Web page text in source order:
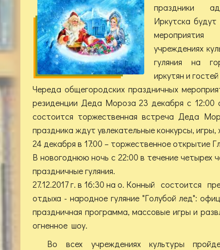
праздники
Иркутска
учреждениях
гуляния на
иркутян и
Череда общегородских праздничных
резиденции Деда Мороза 23 декабря с 12:00
состоится торжественная встреча Деда
праздника ждут увлекательные конкурсы,
24 декабря в 17:00 – торжественное открытие
В новогоднюю ночь с 22:00 в течение четырех
праздничные гуляния.
27.12.2017 г. в 16:30 на о. Конный состоится
отдыха - народное гуляние "Голубой лед":
праздничная программа, массовые игры и
огненное шоу.
Во всех учреждениях культуры